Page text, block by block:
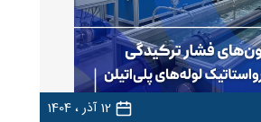
12 آذر ، 1404